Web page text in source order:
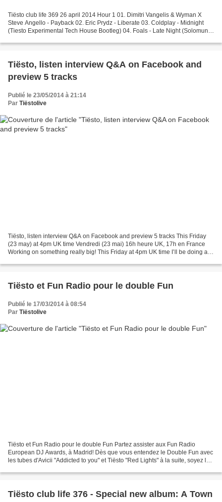
Tiësto club life 369 26 april 2014 Hour 1 01. Dimitri Vangelis & Wyman X
Steve Angello - Payback 02. Eric Prydz - Liberate 03. Coldplay - Midnight
(Tiesto Experimental Tech House Bootleg) 04. Foals - Late Night (Solomun
Tiësto, listen interview Q&A on Facebook and
preview 5 tracks
Publié le 23/05/2014 à 21:14
Par Tiëstolive
Tiësto, listen interview Q&A on Facebook and preview 5 tracks This Friday
(23 may) at 4pm UK time Vendredi (23 mai) 16h heure UK, 17h en France
Working on something really big! This Friday at 4pm UK time I’ll be doing a
Tiësto et Fun Radio pour le double Fun
Publié le 17/03/2014 à 08:54
Par Tiëstolive
Tiësto et Fun Radio pour le double Fun Partez assister aux Fun Radio
European DJ Awards, à Madrid! Dès que vous entendez le Double Fun avec
les tubes d'Avicii "Addicted to you" et Tiësto "Red Lights" à la suite, soyez les
Tiësto club life 376 - Special new album: A Town